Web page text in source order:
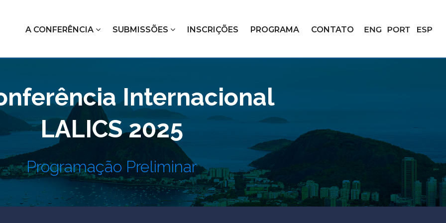
A CONFERÊNCIA SUBMISSÕES INSCRIÇÕES PROGRAMA CONTATO
Internacional
LALICS 2025
Programação Preliminar